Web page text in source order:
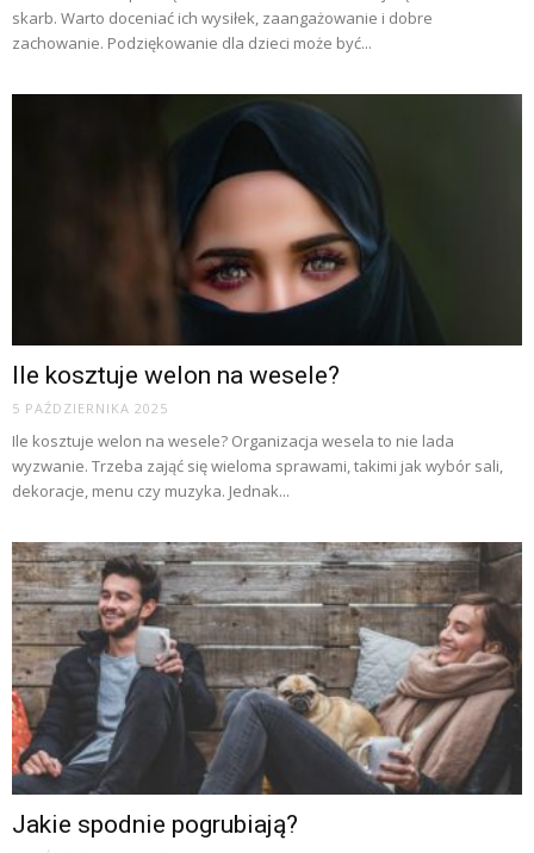
skarb. Warto doceniać ich wysiłek, zaangażowanie i dobre
zachowanie. Podziękowanie dla dzieci może być...
Ile kosztuje welon na wesele?
5 PAŹDZIERNIKA 2025
Ile kosztuje welon na wesele? Organizacja wesela to nie lada
wyzwanie. Trzeba zająć się wieloma sprawami, takimi jak wybór sali,
dekoracje, menu czy muzyka. Jednak...
Jakie spodnie pogrubiają?